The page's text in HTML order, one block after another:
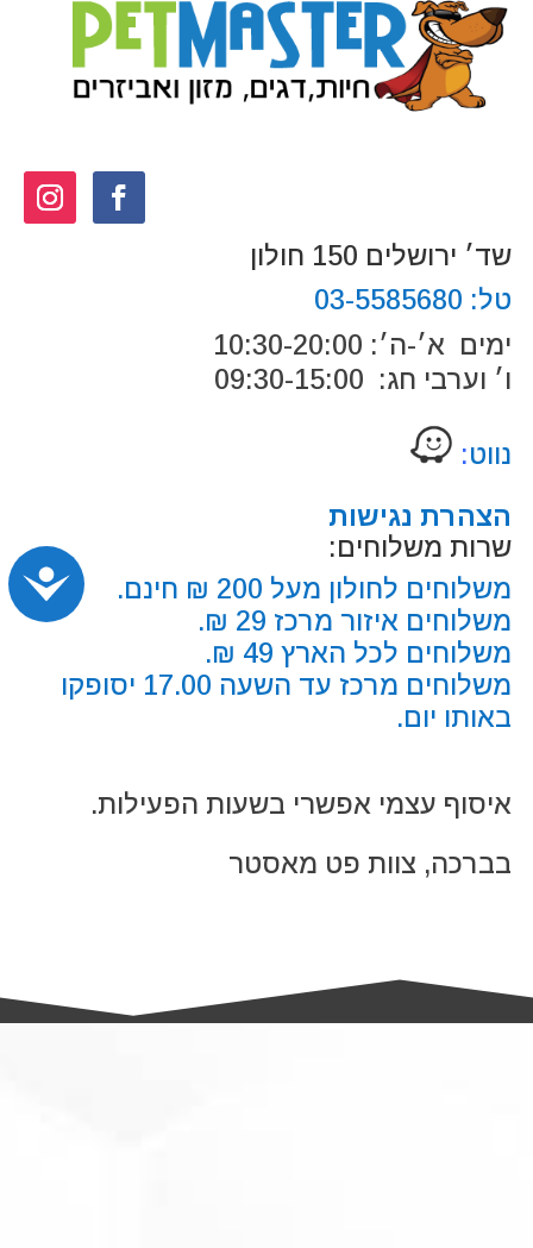
שד׳ ירושלים 150 חולון
טל: 03-5585680
ימים א׳-ה׳: 10:30-20:00
ו׳ וערבי חג: 09:30-15:00
נווט:
הצהרת נגישות
שרות משלוחים:
משלוחים לחולון מעל 200 ₪ חינם.
משלוחים איזור מרכז 29 ₪.
משלוחים לכל הארץ 49 ₪.
משלוחים מרכז עד השעה 17.00 יסופקו
באותו יום.
איסוף עצמי אפשרי בשעות הפעילות.
בברכה, צוות פט מאסטר